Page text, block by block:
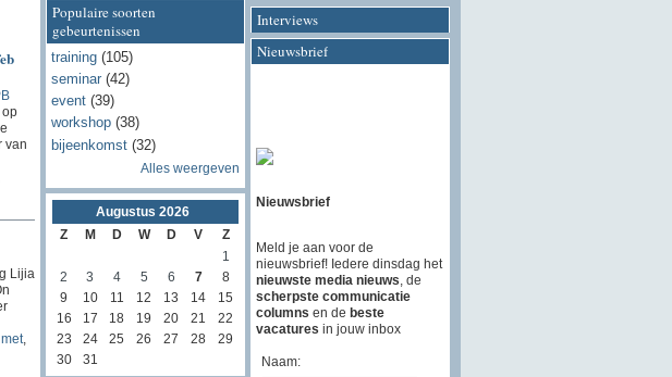
van
Lijia
met,
Populaire soorten
gebeurtenissen
training(105)
seminar(42)
event(39)
workshop(38)
bijeenkomst(32)
Alles weergeven
Augustus 2026
Z
M D W D V
Z
1
2
3 4 5 6 7
8
9
10 11 12 13 14
15
16
17 18 19 20 21
22
23
24 25 26 27 28
29
30
31
Interviews
Nieuwsbrief
Nieuwsbrief
Meld je aan voor de
nieuwsbrief! Iedere dinsdag het
nieuwste media nieuws , de
scherpste communicatie
columns en de beste
vacatures in jouw inbox
Naam: